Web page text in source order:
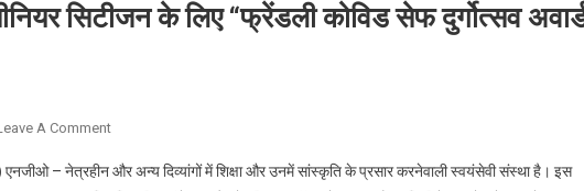
सिटीजन के लिए “फ्रेंडली कोविड सेफ दुर्गोत्सव
A CommentOn
NGO
एनजीओ – नेत्रहीन और अन्य दिव्यांगों में शिक्षा और उनमें सांस्कृति के प्रसार करनेवाली स्वयंसेवी संस्था है। इस